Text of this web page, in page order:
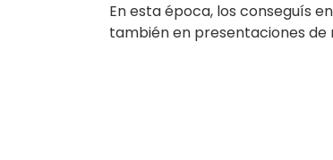
En esta época, los conseguís
también en presentaciones de